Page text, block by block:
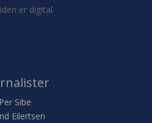
er digital.
Per Sibe
Eilertsen